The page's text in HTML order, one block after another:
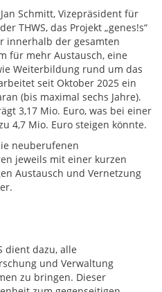
Schmitt, Vizepräsident für
THWS, das Projekt „genes!s“
innerhalb der gesamten
für mehr Austausch, eine
Weiterbildung rund um das
seit Oktober 2025 ein
(bis maximal sechs Jahre).
3,17 Mio. Euro, was bei einer
4,7 Mio. Euro steigen könnte.
neuberufenen
jeweils mit einer kurzen
Austausch und Vernetzung
dient dazu, alle
und Verwaltung
zu bringen. Dieser